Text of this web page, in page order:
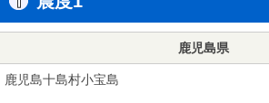
鹿児島県
鹿児島十島村小宝島